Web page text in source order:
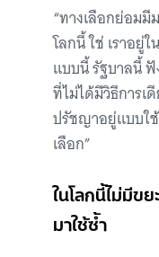
“ทางเลือกย่อมมี
โลกนี้ ใช่ เราอยู่
แบบนี้ รัฐบาลนี้
ที่ไม่ได้มีวิธีการ
ปรัชญาอยู่แบบใ
เลือก”
ในโลกนี้ไม่มีข
มาใช้ซ้ำ